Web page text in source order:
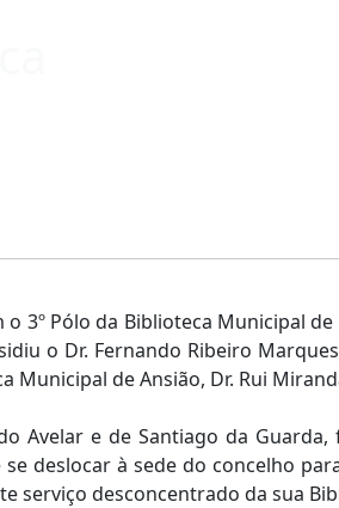
o 3º Pólo da Biblioteca Municipal
o Dr. Fernando Ribeiro
Municipal de Ansião, Dr. Rui
Avelar e de Santiago da
deslocar à sede do concelho
serviço desconcentrado da sua